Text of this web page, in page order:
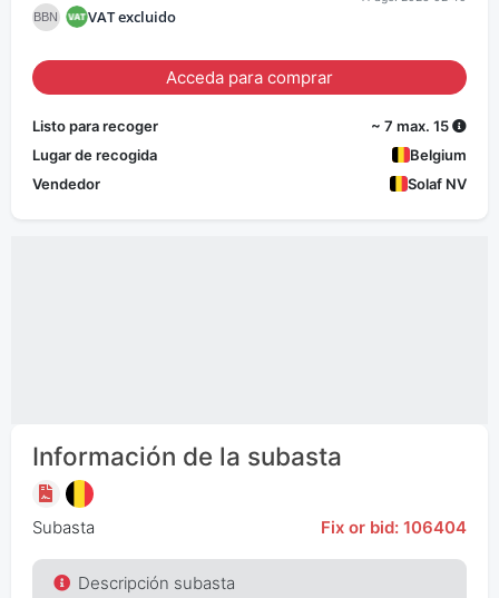
BBN VAT excluido
Acceda para comprar
Listo para recoger
~ 7 max. 15
Lugar de recogida
Belgium
Vendedor
Solaf NV
Información de la subasta
Subasta Fix or bid: 106404
Descripción subasta